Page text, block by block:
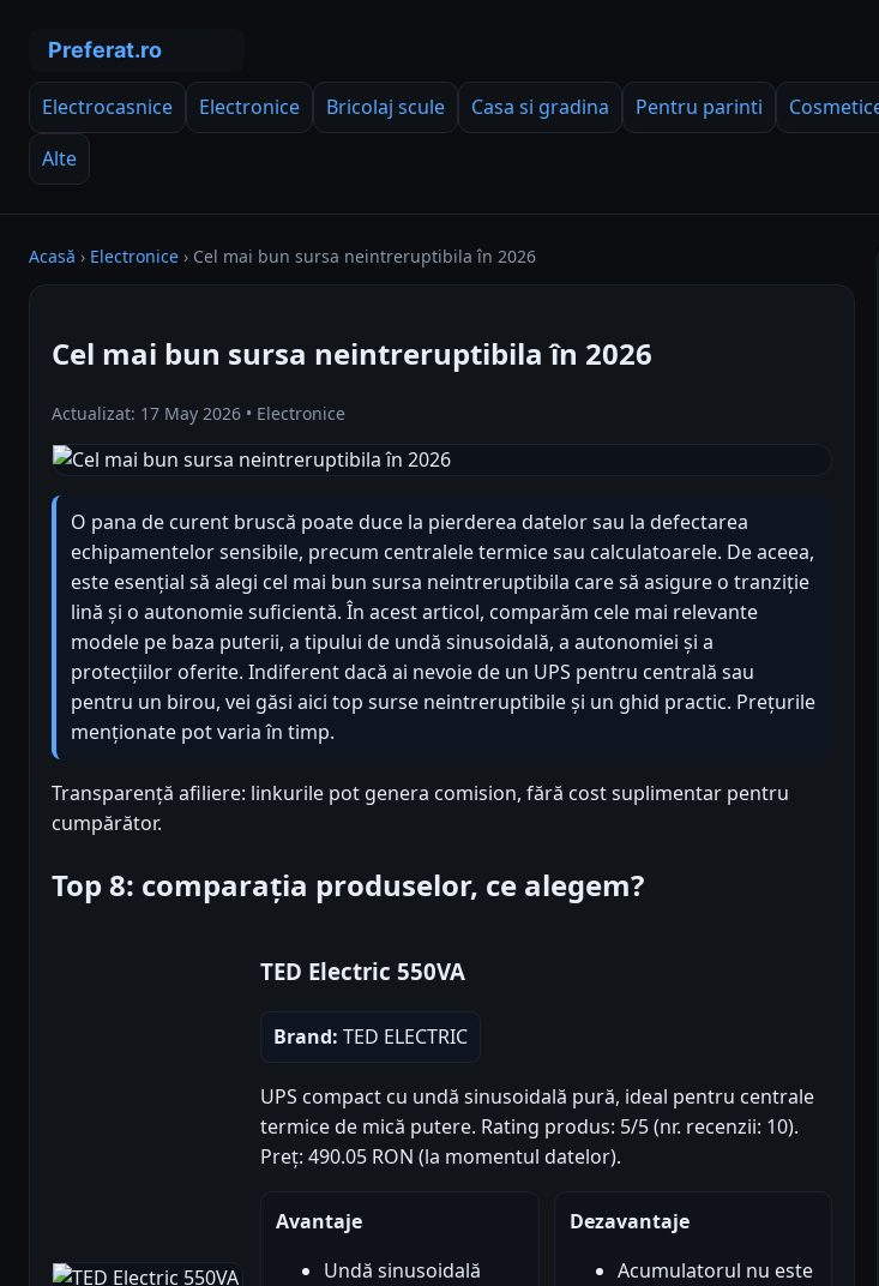
Electrocasnice Electronice Bricolaj scule Casa si gradina Pentru parinti
Alte
Acasă › Electronice › Cel mai bun sursa neintreruptibila în 2026
Cel mai bun sursa neintreruptibila în 2026
Actualizat: 17 May 2026 • Electronice
O pana de curent bruscă poate duce la pierderea datelor sau la defectarea
echipamentelor sensibile, precum centralele termice sau calculatoarele. De aceea,
este esențial să alegi cel mai bun sursa neintreruptibila care să asigure o tranziție
lină și o autonomie suficientă. În acest articol, comparăm cele mai relevante
modele pe baza puterii, a tipului de undă sinusoidală, a autonomiei și a
protecțiilor oferite. Indiferent dacă ai nevoie de un UPS pentru centrală sau
pentru un birou, vei găsi aici top surse neintreruptibile și un ghid practic. Prețurile
menționate pot varia în timp.
Transparență afiliere: linkurile pot genera comision, fără cost suplimentar pentru
cumpărător.
Top 8: comparația produselor, ce alegem?
TED Electric 550VA
Brand: TED ELECTRIC
UPS compact cu undă sinusoidală pură, ideal pentru centrale
termice de mică putere. Rating produs: 5/5 (nr. recenzii: 10).
Preț: 490.05 RON (la momentul datelor).
Avantaje
Undă sinusoidală
Dezavantaje
Acumulatorul nu este